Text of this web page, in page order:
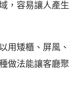
，容易讓人產生
用矮櫃、屏風、
做法能讓客廳聚